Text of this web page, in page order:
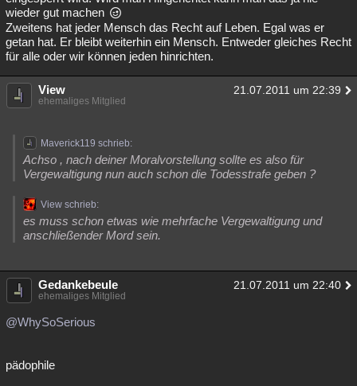
wieder gut machen
Zweitens hat jeder Mensch das Recht auf Leben. Egal was er
getan hat. Er bleibt weiterhin ein Mensch. Entweder gleiches Recht
für alle oder wir können jeden hinrichten.
View 21.07.2011 um 22:39
ehemaliges Mitglied
Maverick119 schrieb:
Achso , nach deiner Moralvorstellung sollte es also für
Vergewaltigung nun auch schon die Todesstrafe geben ?
View schrieb:
es muss schon etwas wie mehrfache Vergewaltigung und
anschließender Mord sein.
Gedankebeule 21.07.2011 um 22:40
ehemaliges Mitglied
@WhySoSerious
pädophile